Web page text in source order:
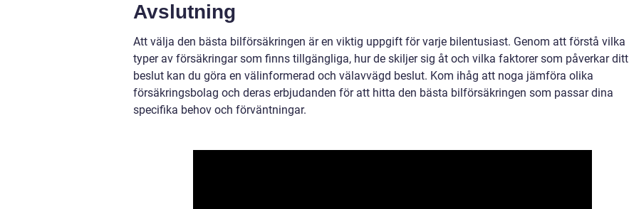
Avslutning
Att välja den bästa bilförsäkringen är en viktig uppgift för varje bilentusiast. Genom att förstå vilka
typer av försäkringar som finns tillgängliga, hur de skiljer sig åt och vilka faktorer som påverkar ditt
beslut kan du göra en välinformerad och välavvägd beslut. Kom ihåg att noga jämföra olika
försäkringsbolag och deras erbjudanden för att hitta den bästa bilförsäkringen som passar dina
specifika behov och förväntningar.